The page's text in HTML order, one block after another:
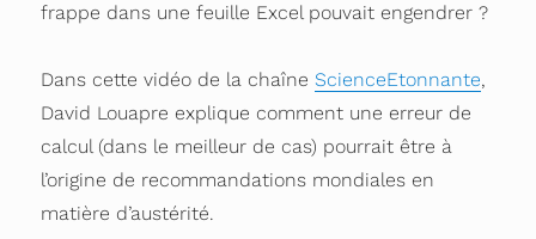
frappe dans une feuille Excel pouvait engendrer ?
Dans cette vidéo de la chaîneScienceEtonnante,
David Louapre explique comment une erreur de
calcul (dans le meilleur de cas) pourrait être à
l’origine de recommandations mondiales en
matière d’austérité.